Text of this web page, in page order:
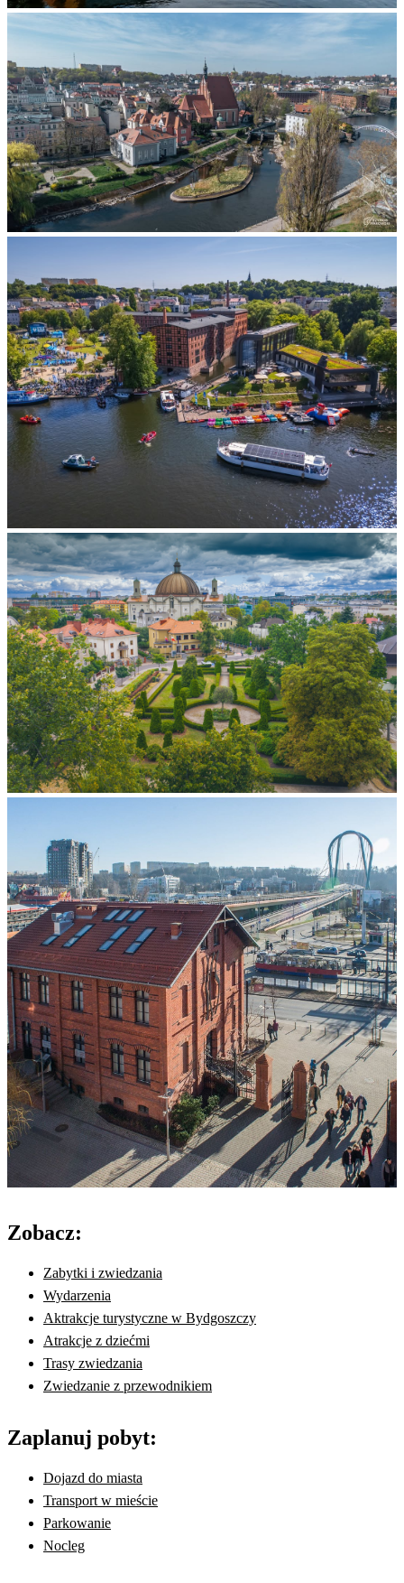
Zobacz:
Zabytki i zwiedzania
Wydarzenia
Aktrakcje turystyczne w Bydgoszczy
Atrakcje z dziećmi
Trasy zwiedzania
Zwiedzanie z przewodnikiem
Zaplanuj pobyt:
Dojazd do miasta
Transport w mieście
Parkowanie
Nocleg